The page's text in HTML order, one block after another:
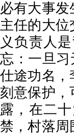
必有大事
主任的大位
义负责人
忘：一旦习
仕途功名，
刻意保护，
露，在二
禁，村落周